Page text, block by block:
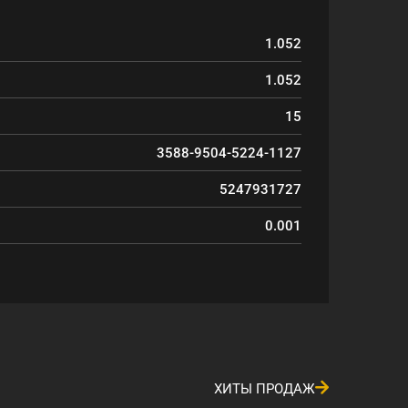
1.052
1.052
15
3588-9504-5224-1127
5247931727
0.001
ХИТЫ ПРОДАЖ